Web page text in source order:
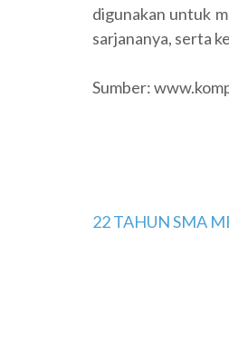
digunakan untuk
sarjananya, serta
Sumber:
Navigasi
22 TAHUN SMA